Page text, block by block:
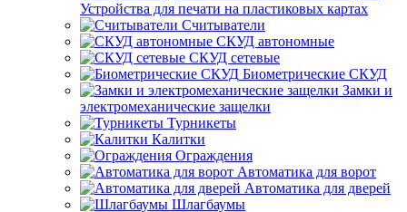
Устройства для печати на пластиковых картах
Считыватели
СКУД автономные
СКУД сетевые
Биометрические СКУД
Замки и
электромеханические защелки
Турникеты
Калитки
Ограждения
Автоматика для ворот
Автоматика для дверей
Шлагбаумы